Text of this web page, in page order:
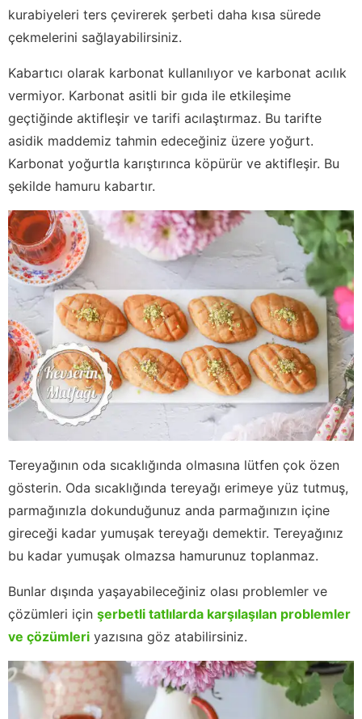
kurabiyeleri ters çevirerek şerbeti daha kısa sürede
çekmelerini sağlayabilirsiniz.
Kabartıcı olarak karbonat kullanılıyor ve karbonat acılık
vermiyor. Karbonat asitli bir gıda ile etkileşime
geçtiğinde aktifleşir ve tarifi acılaştırmaz. Bu tarifte
asidik maddemiz tahmin edeceğiniz üzere yoğurt.
Karbonat yoğurtla karıştırınca köpürür ve aktifleşir. Bu
şekilde hamuru kabartır.
Tereyağının oda sıcaklığında olmasına lütfen çok özen
gösterin. Oda sıcaklığında tereyağı erimeye yüz tutmuş,
parmağınızla dokunduğunuz anda parmağınızın içine
gireceği kadar yumuşak tereyağı demektir. Tereyağınız
bu kadar yumuşak olmazsa hamurunuz toplanmaz.
Bunlar dışında yaşayabileceğiniz olası problemler ve
çözümleri için şerbetli tatlılarda karşılaşılan problemler
ve çözümleri yazısına göz atabilirsiniz.